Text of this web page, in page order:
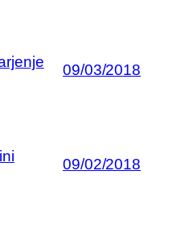
09/03/2018
09/02/2018